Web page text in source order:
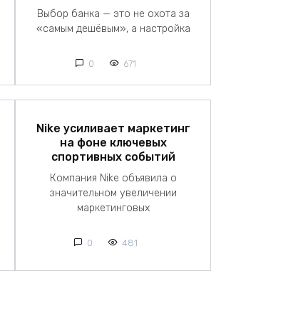
Выбор банка — это не охота за
«самым дешёвым», а настройка
0 671
Nike усиливает маркетинг
на фоне ключевых
спортивных событий
Компания Nike объявила о
значительном увеличении
маркетинговых
0 481